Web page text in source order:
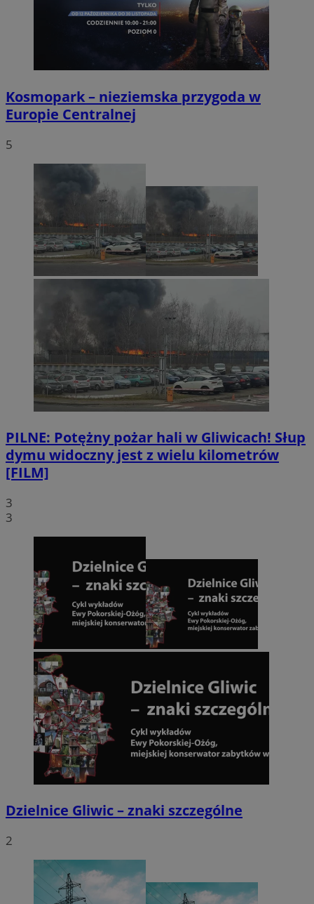
Kosmopark – nieziemska przygoda w
Europie Centralnej
5
PILNE: Potężny pożar hali w Gliwicach! Słup
dymu widoczny jest z wielu kilometrów
[FILM]
3
3
Dzielnice Gliwic – znaki szczególne
2